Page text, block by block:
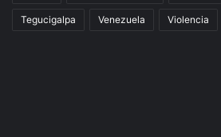
Tegucigalpa Venezuela Violencia